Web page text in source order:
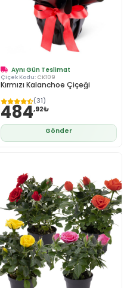
Aynı Gün Teslimat
Çiçek Kodu: CK109
Kırmızı Kalanchoe Çiçeği
(31)
484,92₺
Gönder